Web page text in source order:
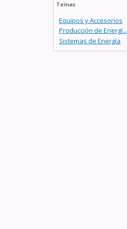
Temas
Equipos y Accesorios
Producción de Energí...
Sistemas de Energía